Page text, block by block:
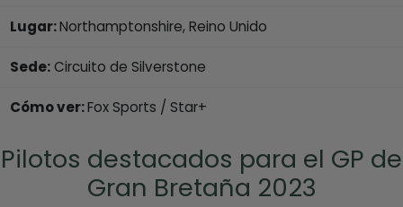
Lugar:Northamptonshire, Reino Unido
Sede:Circuito de Silverstone
Cómo ver:Fox Sports / Star+
Pilotos destacados para el GP de
Gran Bretaña 2023